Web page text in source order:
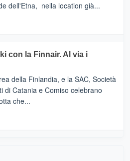
dell'Etna, nella location già...
con la Finnair. Al via i
della Finlandia, e la SAC, Società
di Catania e Comiso celebrano
che...